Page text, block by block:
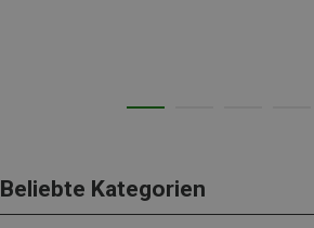
Beliebte Kategorien